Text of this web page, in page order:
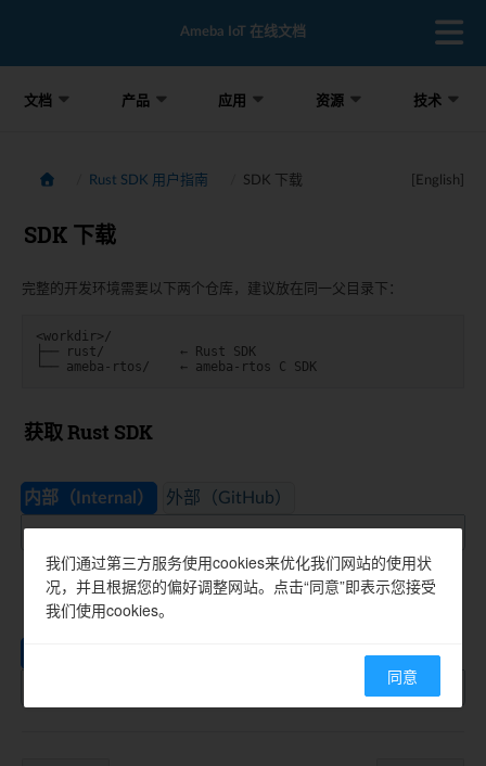
Ameba IoT 在线文档
文档 产品 应用 资源 技术
Rust SDK 用户指南 SDK 下载 [English]
SDK 下载
完整的开发环境需要以下两个仓库，建议放在同一父目录下：
<workdir>/
├── rust/          ← Rust SDK
获取 Rust SDK
内部（Internal） 外部（GitHub）
获取 ameba-rtos SDK
我们通过第三方服务使用cookies来优化我们网站的使用状
况，并且根据您的偏好调整网站。点击“同意”即表示您接受
我们使用cookies。
同意